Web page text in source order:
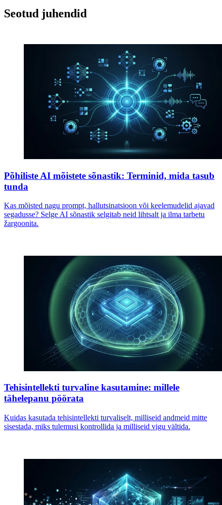
Seotud juhendid
Põhiliste AI mõistete sõnastik: Terminid, mida tasub
tunda
Kas mõisted nagu prompt, hallutsinatsioon või keelemudelid ajavad
segadusse? Selge AI sõnastik selgitab neid lihtsalt ja ilma tarbetu
žargoonita.
Tehisintellekti turvaline kasutamine: millele
tähelepanu pöörata
Kuidas kasutada tehisintellekti turvaliselt, milliseid andmeid mitte
sisestada, miks tulemusi kontrollida ja milliseid vigu vältida.